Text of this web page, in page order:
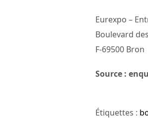
Eurexpo –
Boulevard
F-69500 Bron
Source :
Étiquettes :